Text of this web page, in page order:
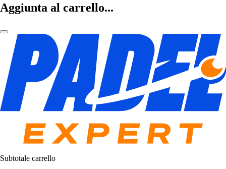
Aggiunta al carrello...
Subtotale carrello